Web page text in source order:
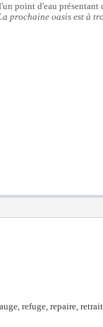
point d'eau
prochaine oasis est à
refuge, repaire,